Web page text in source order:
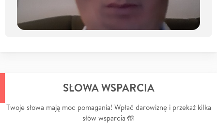
SŁOWA WSPARCIA
Twoje słowa mają moc pomagania! Wpłać darowiznę i przekaż kilka
słów wsparcia 🤲